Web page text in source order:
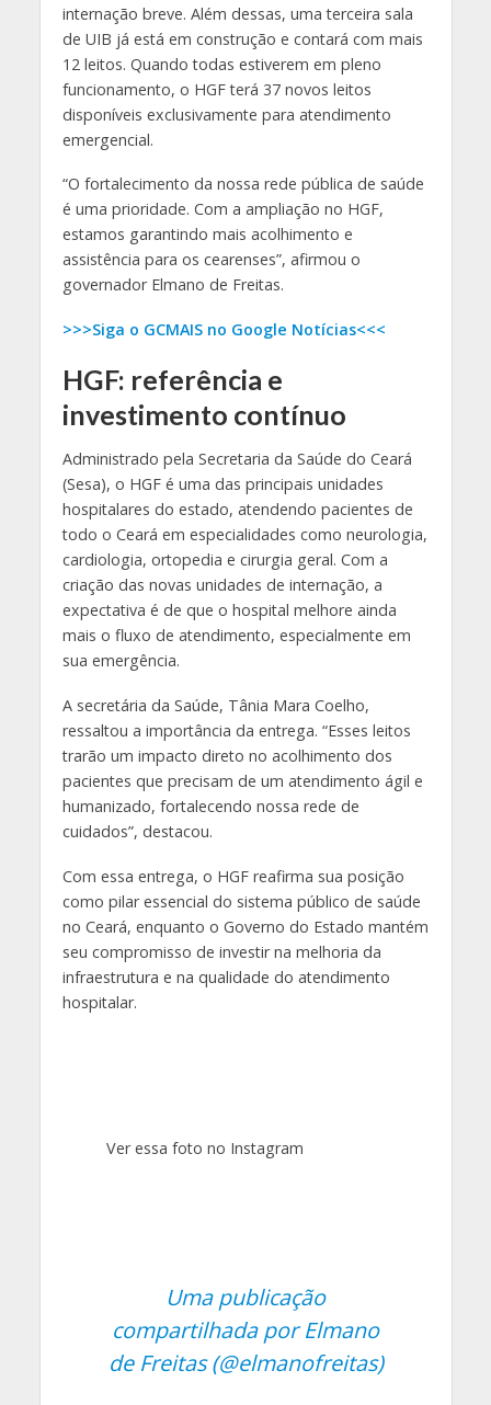
internação breve. Além dessas, uma terceira sala
de UIB já está em construção e contará com mais
12 leitos. Quando todas estiverem em pleno
funcionamento, o HGF terá 37 novos leitos
disponíveis exclusivamente para atendimento
emergencial.
“O fortalecimento da nossa rede pública de saúde
é uma prioridade. Com a ampliação no HGF,
estamos garantindo mais acolhimento e
assistência para os cearenses”, afirmou o
governador Elmano de Freitas.
>>>Siga o GCMAIS no Google Notícias<<<
HGF: referência e
investimento contínuo
Administrado pela Secretaria da Saúde do Ceará
(Sesa), o HGF é uma das principais unidades
hospitalares do estado, atendendo pacientes de
todo o Ceará em especialidades como neurologia,
cardiologia, ortopedia e cirurgia geral. Com a
criação das novas unidades de internação, a
expectativa é de que o hospital melhore ainda
mais o fluxo de atendimento, especialmente em
sua emergência.
A secretária da Saúde, Tânia Mara Coelho,
ressaltou a importância da entrega. “Esses leitos
trarão um impacto direto no acolhimento dos
pacientes que precisam de um atendimento ágil e
humanizado, fortalecendo nossa rede de
cuidados”, destacou.
Com essa entrega, o HGF reafirma sua posição
como pilar essencial do sistema público de saúde
no Ceará, enquanto o Governo do Estado mantém
seu compromisso de investir na melhoria da
infraestrutura e na qualidade do atendimento
hospitalar.
Ver essa foto no Instagram
Uma publicação
compartilhada por Elmano
de Freitas (@elmanofreitas)